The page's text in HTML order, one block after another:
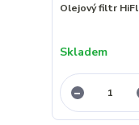
Olejový filtr
Skladem